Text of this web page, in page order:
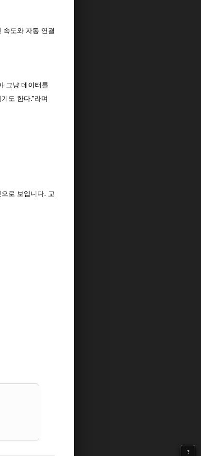
?
도와 자동 연결
그냥 데이터를
도 한다.”라며
로 보입니다. 교